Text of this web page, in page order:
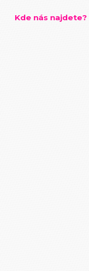
Kde nás najdete?